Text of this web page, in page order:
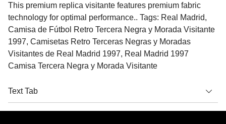
This premium replica visitante features premium fabric
technology for optimal performance.. Tags: Real Madrid,
Camisa de Fútbol Retro Tercera Negra y Morada Visitante
1997, Camisetas Retro Terceras Negras y Moradas
Visitantes de Real Madrid 1997, Real Madrid 1997
Camisa Tercera Negra y Morada Visitante
Text Tab